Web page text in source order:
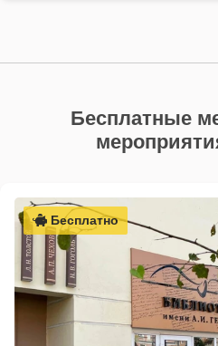
Бесплатные
Бесплатно